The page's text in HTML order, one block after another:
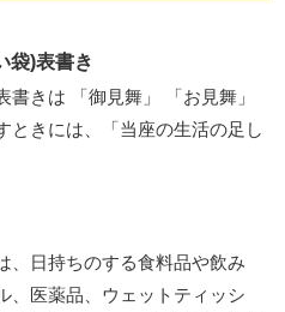
袋)表書き
きは 「御見舞」 「お見舞」
ときには、「当座の生活の足し
、日持ちのする食料品や飲み
、医薬品、ウェットティッシ